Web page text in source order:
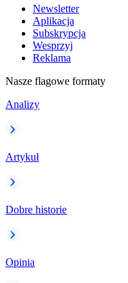
Newsletter
Aplikacja
Subskrypcja
Wesprzyj
Reklama
Nasze flagowe formaty
Analizy
Artykuł
Dobre historie
Opinia